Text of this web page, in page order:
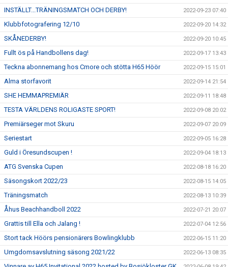
INSTÄLLT...TRÄNINGSMATCH OCH DERBY! 2022-09-23 07:40
Klubbfotografering 12/10 2022-09-20 14:32
SKÅNEDERBY! 2022-09-20 10:45
Fullt ös på Handbollens dag! 2022-09-17 13:43
Teckna abonnemang hos Cmore och stötta H65 Höör 2022-09-15 15:01
Alma storfavorit 2022-09-14 21:54
SHE HEMMAPREMIÄR 2022-09-11 18:48
TESTA VÄRLDENS ROLIGASTE SPORT! 2022-09-08 20:02
Premiärseger mot Skuru 2022-09-07 20:09
Seriestart 2022-09-05 16:28
Guld i Öresundscupen ! 2022-09-04 18:13
ATG Svenska Cupen 2022-08-18 16:20
Säsongskort 2022/23 2022-08-15 14:05
Träningsmatch 2022-08-13 10:39
Åhus Beachhandboll 2022 2022-07-21 20:07
Grattis till Ella och Jalang ! 2022-07-04 12:56
Stort tack Höörs pensionärers Bowlingklubb 2022-06-15 11:20
Umgdomsavslutning säsong 2021/22 2022-06-13 08:35